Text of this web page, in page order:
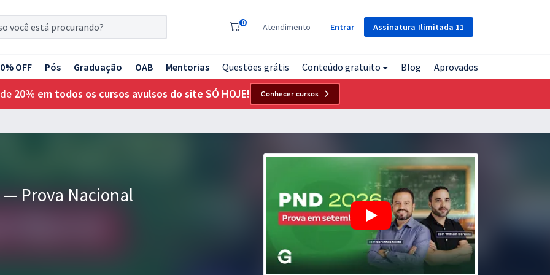
Assinatura Ilimitada 11
0 Atendimento Entrar
OFF Pós Graduação OAB Mentorias Questões grátis Conteúdo gratuito Blog Aprovados
20% em todos os cursos avulsos do site SÓ HOJE! Conhecer cursos
— Prova Nacional